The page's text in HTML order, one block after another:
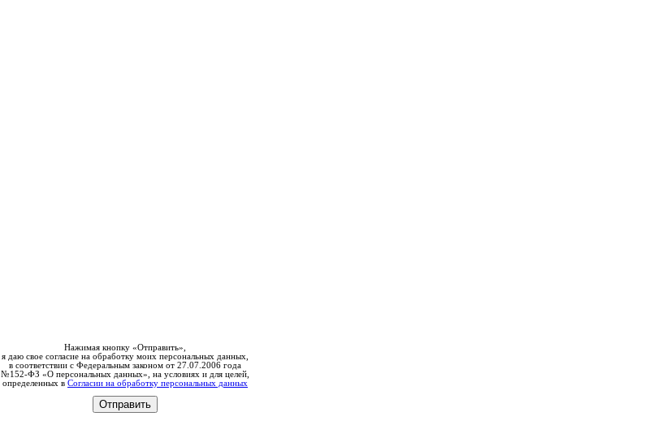
Нажимая кнопку «Отправить»,
я даю свое согласие на обработку моих персональных данных,
в соответствии с Федеральным законом от 27.07.2006 года
№152-ФЗ «О персональных данных», на условиях и для целей,
определенных в Согласии на обработку персональных данных